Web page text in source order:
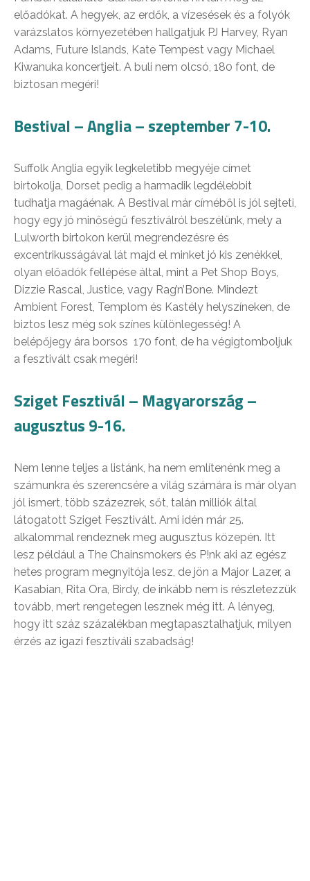
előadókat. A hegyek, az erdők, a vízesések és a folyók
varázslatos környezetében hallgatjuk PJ Harvey, Ryan
Adams, Future Islands, Kate Tempest vagy Michael
Kiwanuka koncertjeit. A buli nem olcsó, 180 font, de
biztosan megéri!
Bestival – Anglia – szeptember 7-10.
Suffolk Anglia egyik legkeletibb megyéje címet
birtokolja, Dorset pedig a harmadik legdélebbit
tudhatja magáénak. A Bestival már címéből is jól sejteti,
hogy egy jó minőségű fesztiválról beszélünk, mely a
Lulworth birtokon kerül megrendezésre és
excentrikusságával lát majd el minket jó kis zenékkel,
olyan előadók fellépése által, mint a Pet Shop Boys,
Dizzie Rascal, Justice, vagy Rag’n’Bone. Mindezt
Ambient Forest, Templom és Kastély helyszíneken, de
biztos lesz még sok színes különlegesség! A
belépőjegy ára borsos 170 font, de ha végigtomboljuk
a fesztivált csak megéri!
Sziget Fesztivál – Magyarország –
augusztus 9-16.
Nem lenne teljes a listánk, ha nem említenénk meg a
számunkra és szerencsére a világ számára is már olyan
jól ismert, több százezrek, sőt, talán milliók által
látogatott Sziget Fesztivált. Ami idén már 25.
alkalommal rendeznek meg augusztus közepén. Itt
lesz például a The Chainsmokers és P!nk aki az egész
hetes program megnyitója lesz, de jön a Major Lazer, a
Kasabian, Rita Ora, Birdy, de inkább nem is részletezzük
tovább, mert rengetegen lesznek még itt. A lényeg,
hogy itt száz százalékban megtapasztalhatjuk, milyen
érzés az igazi fesztiváli szabadság!